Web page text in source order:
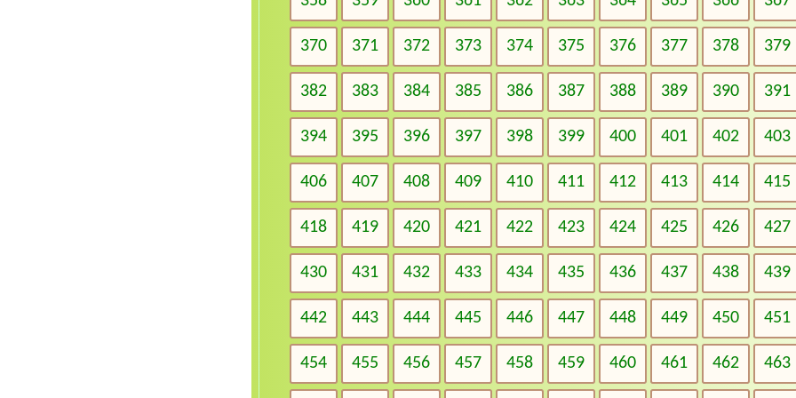
370 371 372 373 374 375 376 377 378 379
382 383 384 385 386 387 388 389 390 391
394 395 396 397 398 399 400 401 402 403
406 407 408 409 410 411 412 413 414 415
418 419 420 421 422 423 424 425 426 427
430 431 432 433 434 435 436 437 438 439
442 443 444 445 446 447 448 449 450 451
454 455 456 457 458 459 460 461 462 463